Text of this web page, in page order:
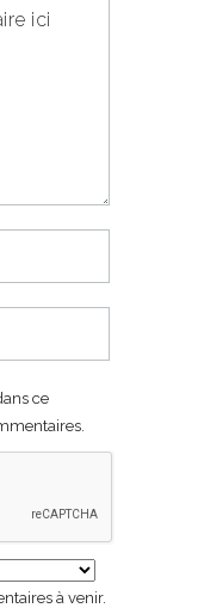
ce
à venir.